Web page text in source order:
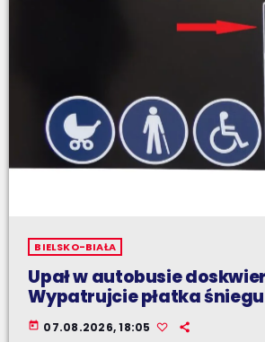
BIELSKO-BIAŁA
Upał w autobusie
Wypatrujcie płatka śniegu
today 07.08.2026, 18:05